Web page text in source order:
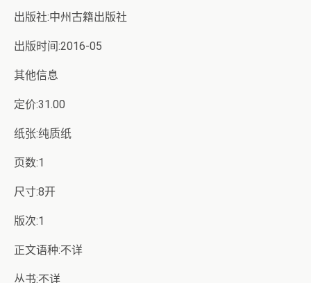
出版社:中州古籍出版社
出版时间:2016-05
其他信息
定价:31.00
纸张:纯质纸
页数:1
尺寸:8开
版次:1
正文语种:不详
丛书:不详